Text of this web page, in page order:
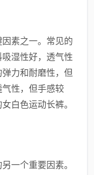
素之一。常见的
湿性好，透气性
力和耐磨性，但
性，但手感较
白色运动长裤。
一个重要因素。